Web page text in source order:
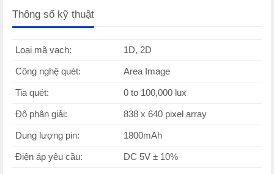
Thông số kỹ thuật
Loại mã vạch: 1D, 2D
Công nghệ quét: Area Image
Tia quét: 0 to 100,000 lux
Độ phân giải: 838 x 640 pixel array
Dung lượng pin: 1800mAh
Điện áp yêu cầu: DC 5V ± 10%